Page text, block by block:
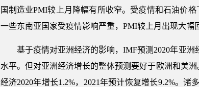
国制造业PMI较上月降幅有所收窄。受疫情和石油价
一些东南亚国家受疫情影响严重，PMI较上月出现大幅
基于疫情对亚洲经济的影响，IMF预测2020年亚
水平。但对亚洲经济增长的整体预测要好于欧洲和美
经济2020年增长1.2%，2021年预计恢复增长9.2%。